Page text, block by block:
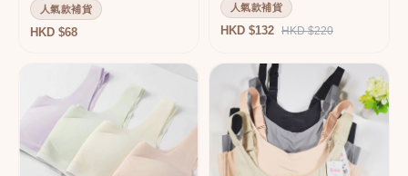
人氣款補貨
HKD $68
人氣款補貨
HKD $132 HKD $220